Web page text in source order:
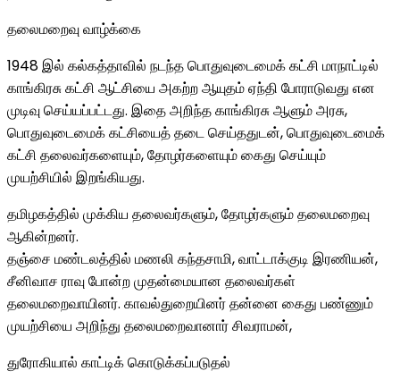
தலைமறைவு வாழ்க்கை
1948 இல் கல்கத்தாவில் நடந்த பொதுவுடைமைக் கட்சி மாநாட்டில்
காங்கிரசு கட்சி ஆட்சியை அகற்ற ஆயுதம் ஏந்தி போராடுவது என
முடிவு செய்யப்பட்டது. இதை அறிந்த காங்கிரசு ஆளும் அரசு,
பொதுவுடைமைக் கட்சியைத் தடை செய்ததுடன், பொதுவுடைமைக்
கட்சி தலைவர்களையும், தோழர்களையும் கைது செய்யும்
முயற்சியில் இறங்கியது.
தமிழகத்தில் முக்கிய தலைவர்களும், தோழர்களும் தலைமறைவு
ஆகின்றனர்.
தஞ்சை மண்டலத்தில் மணலி கந்தசாமி, வாட்டாக்குடி இரணியன்,
சீனிவாச ராவு போன்ற முதன்மையான தலைவர்கள்
தலைமறைவாயினர். காவல்துறையினர் தன்னை கைது பண்ணும்
முயற்சியை அறிந்து தலைமறைவானார் சிவராமன்,
துரோகியால் காட்டிக் கொடுக்கப்படுதல்